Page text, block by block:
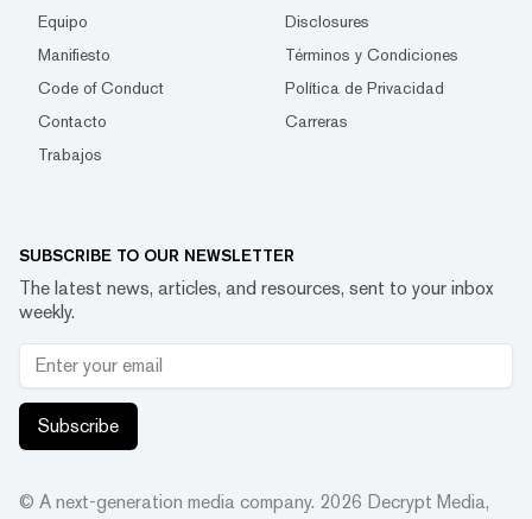
Equipo
Disclosures
Manifiesto
Términos y Condiciones
Code of Conduct
Política de Privacidad
Contacto
Carreras
Trabajos
SUBSCRIBE TO OUR NEWSLETTER
The latest news, articles, and resources, sent to your inbox
weekly.
Subscribe
© A next-generation media company. 2026 Decrypt Media,